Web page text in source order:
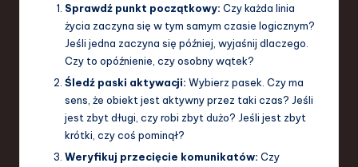
Sprawdź punkt początkowy: Czy każda linia
życia zaczyna się w tym samym czasie logicznym?
Jeśli jedna zaczyna się później, wyjaśnij dlaczego.
Czy to opóźnienie, czy osobny wątek?
Śledź paski aktywacji: Wybierz pasek. Czy ma
sens, że obiekt jest aktywny przez taki czas? Jeśli
jest zbyt długi, czy robi zbyt dużo? Jeśli jest zbyt
krótki, czy coś pominął?
Weryfikuj przecięcie komunikatów: Czy